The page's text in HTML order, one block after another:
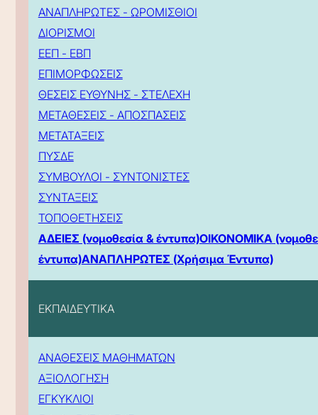
ΑΝΑΠΛΗΡΩΤΕΣ - ΩΡΟΜΙΣΘΙΟΙ
ΔΙΟΡΙΣΜΟΙ
ΕΕΠ - ΕΒΠ
ΕΠΙΜΟΡΦΩΣΕΙΣ
ΘΕΣΕΙΣ ΕΥΘΥΝΗΣ - ΣΤΕΛΕΧΗ
ΜΕΤΑΘΕΣΕΙΣ - ΑΠΟΣΠΑΣΕΙΣ
ΜΕΤΑΤΑΞΕΙΣ
ΠΥΣΔΕ
ΣΥΜΒΟΥΛΟΙ - ΣΥΝΤΟΝΙΣΤΕΣ
ΣΥΝΤΑΞΕΙΣ
ΤΟΠΟΘΕΤΗΣΕΙΣ
ΑΔΕΙΕΣ (νομοθεσία & έντυπα)ΟΙΚΟΝΟΜΙΚΑ
έντυπα)ΑΝΑΠΛΗΡΩΤΕΣ (Χρήσιμα Έντυπα)
ΕΚΠΑΙΔΕΥΤΙΚΑ
ΑΝΑΘΕΣΕΙΣ ΜΑΘΗΜΑΤΩΝ
ΑΞΙΟΛΟΓΗΣΗ
ΕΓΚΥΚΛΙΟΙ